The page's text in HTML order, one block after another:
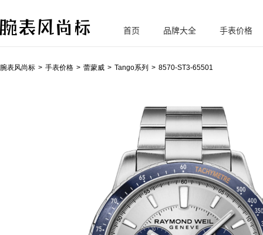
腕
首页 品牌大全 手表价格
腕表风尚标 手表价格 蕾蒙威 Tango系列 8570-ST3-65501